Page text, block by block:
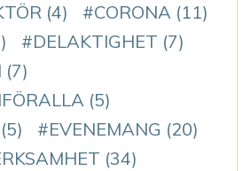
(4) CORONA (11)
DELAKTIGHET (7)
(7)
(5)
(5) EVENEMANG (20)
(34)